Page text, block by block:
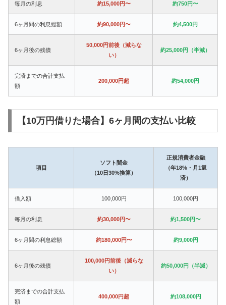
毎月の利息 約15,000円〜 約750円〜
6ヶ月間の利息総額 約90,000円〜 約4,500円
6ヶ月後の残債
50,000円前後（減らな
い）
約25,000円（半減）
完済までの合計支払
額
200,000円超 約54,000円
【10万円借りた場合】6ヶ月間の支払い比較
項目
ソフト闇金
（10日30%換算）
正規消費者金融
（年18%・月1返
済）
借入額 100,000円 100,000円
毎月の利息 約30,000円〜 約1,500円〜
6ヶ月間の利息総額 約180,000円〜 約9,000円
6ヶ月後の残債
100,000円前後（減らな
い）
約50,000円（半減）
完済までの合計支払
額
400,000円超 約108,000円